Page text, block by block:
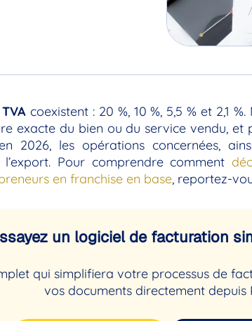
coexistent : 20 %, 10 %, 5,5 % et 2,1
exacte du bien ou du service vendu,
2026, les opérations concernées,
Pour comprendre comment
en franchise en base, reportez-
un logiciel de facturation
qui simplifiera votre processus de
vos documents directement depuis